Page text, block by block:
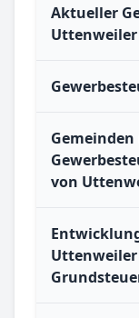
Aktueller
Uttenweiler
von
Uttenweiler